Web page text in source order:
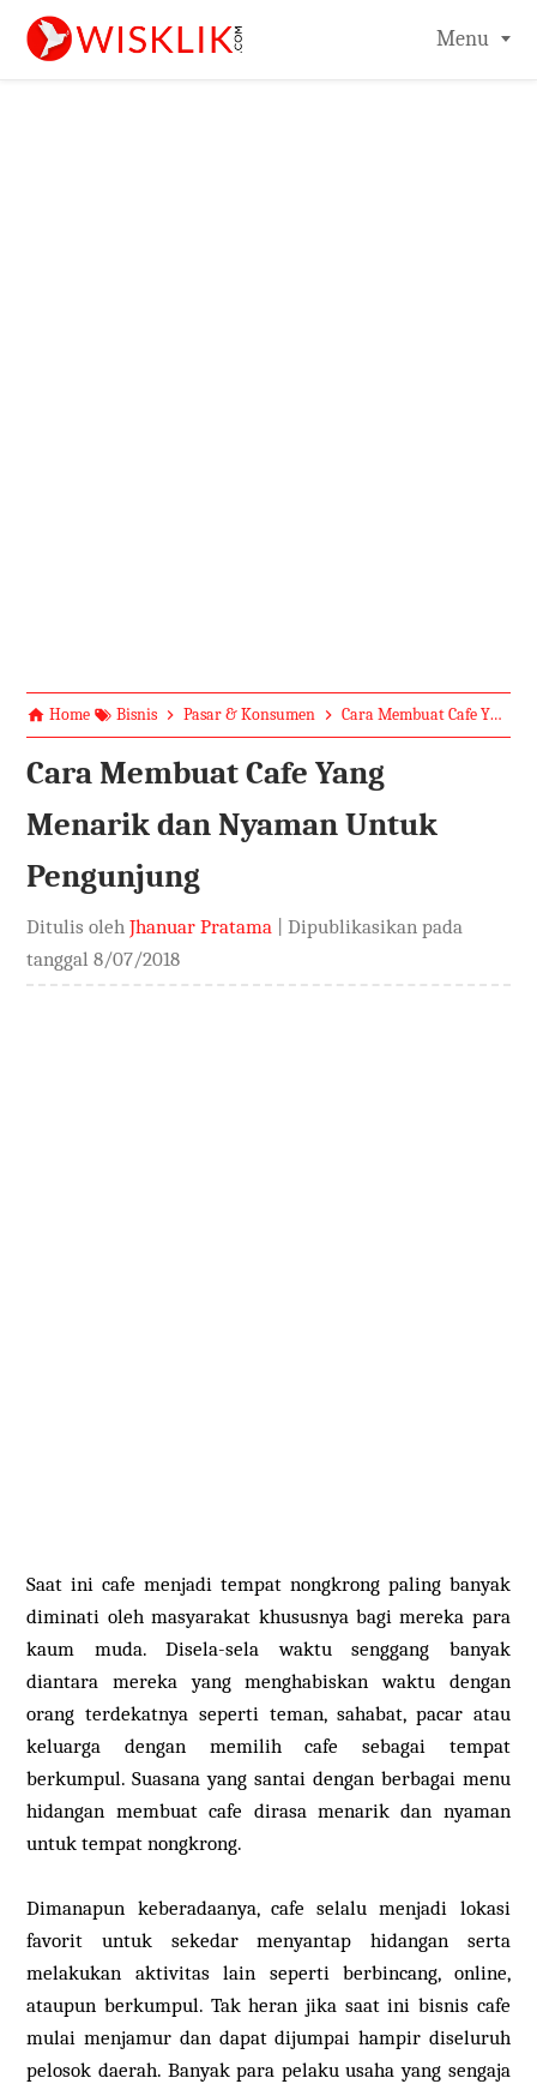
Menu
Home Bisnis Pasar & Konsumen Cara Membuat Cafe Yang Menarik dan Nyaman Untuk Pengunjung
Cara Membuat Cafe Yang
Menarik dan Nyaman Untuk
Pengunjung
Ditulis olehJhanuar Pratama
| Dipublikasikan pada
tanggal8/07/2018
Saat ini cafe menjadi tempat nongkrong paling banyak
diminati oleh masyarakat khususnya bagi mereka para
kaum muda. Disela-sela waktu senggang banyak
diantara mereka yang menghabiskan waktu dengan
orang terdekatnya seperti teman, sahabat, pacar atau
keluarga dengan memilih cafe sebagai tempat
berkumpul. Suasana yang santai dengan berbagai menu
hidangan membuat cafe dirasa menarik dan nyaman
untuk tempat nongkrong.
Dimanapun keberadaanya, cafe selalu menjadi lokasi
favorit untuk sekedar menyantap hidangan serta
melakukan aktivitas lain seperti berbincang, online,
ataupun berkumpul. Tak heran jika saat ini bisnis cafe
mulai menjamur dan dapat dijumpai hampir diseluruh
pelosok daerah. Banyak para pelaku usaha yang sengaja